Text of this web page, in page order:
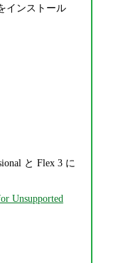
インストール
と Flex 3 に
Unsupported